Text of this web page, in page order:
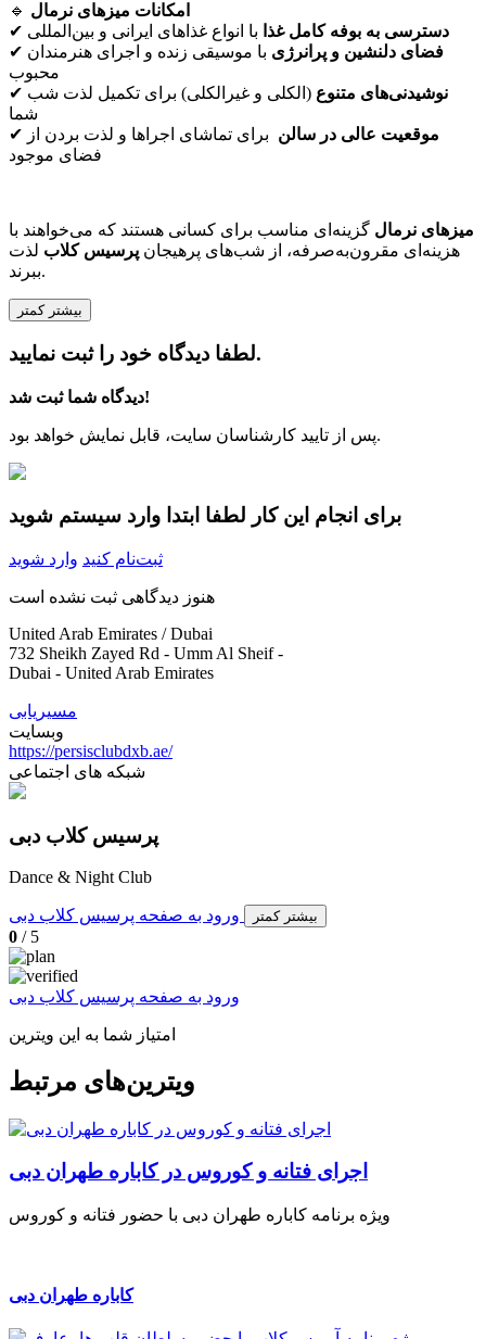
🔹 امکانات میزهای نرمال
✔
دسترسی به بوفه کامل غذا با انواع غذاهای ایرانی و بین‌المللی
✔
فضای دلنشین و پرانرژی با موسیقی زنده و اجرای هنرمندان
محبوب
✔
نوشیدنی‌های متنوع (الکلی و غیرالکلی) برای تکمیل لذت شب
شما
✔
موقعیت عالی در سالن برای تماشای اجراها و لذت بردن از
فضای موجود
میزهای نرمال گزینه‌ای مناسب برای کسانی هستند که می‌خواهند با
هزینه‌ای مقرون‌به‌صرفه، از شب‌های پرهیجان پرسیس کلاب لذت
ببرند.
بیشتر کمتر
لطفا دیدگاه خود را ثبت نمایید.
دیدگاه شما ثبت شد!
پس از تایید کارشناسان سایت، قابل نمایش خواهد بود.
برای انجام این کار لطفا ابتدا وارد سیستم شوید
ثبت‌نام کنید وارد شوید
هنوز دیدگاهی ثبت نشده است
United Arab Emirates / Dubai
732 Sheikh Zayed Rd - Umm Al Sheif -
Dubai - United Arab Emirates
مسیریابی
وبسایت
https://persisclubdxb.ae/
شبکه های اجتماعی
پرسیس کلاب دبی
Dance & Night Club
بیشتر کمتر
0 / 5
ورود به صفحه پرسیس کلاب دبی
امتیاز شما به این ویترین
ویترین‌های مرتبط
اجرای فتانه و کوروس در کاباره طهران دبی
ویژه برنامه کاباره طهران دبی با حضور فتانه و کوروس
کاباره طهران دبی